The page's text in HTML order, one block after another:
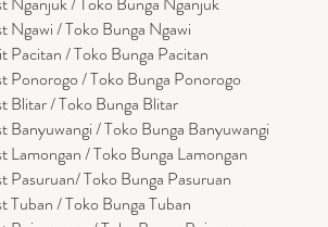
Ngawi /Toko Bunga Ngawi
Pacitan / Toko Bunga Pacitan
Ponorogo / Toko Bunga Ponorogo
Blitar / Toko Bunga Blitar
Banyuwangi / Toko Bunga Banyuwangi
Lamongan / Toko Bunga Lamongan
Pasuruan/ Toko Bunga Pasuruan
Tuban / Toko Bunga Tuban